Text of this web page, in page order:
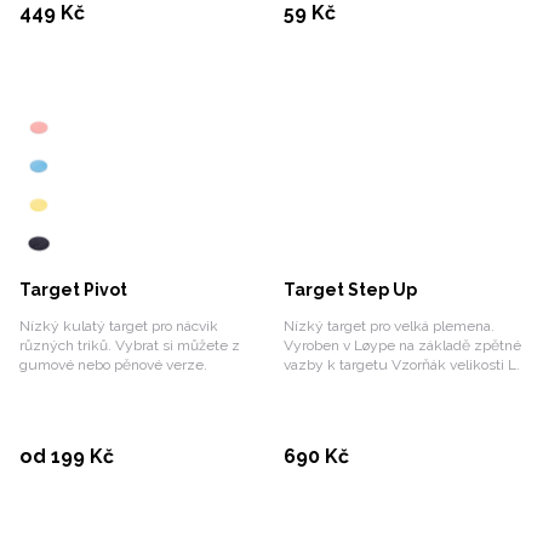
449 Kč 59 Kč
Target Pivot
Nízký kulatý target pro nácvik
různých triků. Vybrat si můžete z
gumové nebo pěnové verze.
od 199 KčVybrat variantu
Target Step Up
Nízký target pro velká plemena.
Vyroben v Løype na základě zpětné
vazby k targetu Vzorňák velikosti L.
690 Kč